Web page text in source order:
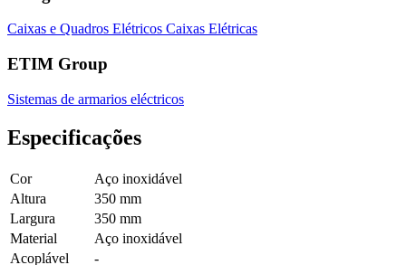
Caixas e Quadros Elétricos Caixas Elétricas
ETIM Group
Sistemas de armarios eléctricos
Especificações
Cor
Aço inoxidável
Altura
350 mm
Largura
350 mm
Material
Aço inoxidável
Acoplável
-